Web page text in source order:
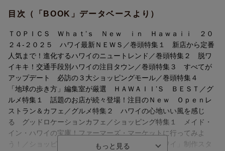
ワード＆カカアコ ／ サウスキング ／ ハレイワ ／ カイルア
■地球の歩き方的“HAWAII’S BEST”
編集部が自信をもって推薦する、ローカルグルメやおみやげ、ビ
ーチを紹介します。
ボウル ／ パンケーキ ／ クッキー ／ ビーチ など
■エリアガイド&見どころ、オアフ島各地域の詳細
■ オプショナルツアー & アクティビティ
■ グルメ
■ ショッピング
■ ホテル
目次（「BOOK」データベースより）
ＴＯＰＩＣＳ Ｗｈａｔ’ｓ Ｎｅｗ ｉｎ Ｈａｗａｉｉ ２０
２４-２０２５ ハワイ最新ＮＥＷＳ／巻頭特集１ 新店から定番
人気まで！進化するハワイのニュートレンド／巻頭特集２ 脱ワ
イキキ！交通手段別ハワイの注目タウン／巻頭特集３ すべてが
アップデート 必訪の３大ショッピングモール／巻頭特集４
「地球の歩き方」編集室が厳選 ＨＡＷＡＩＩ’Ｓ ＢＥＳＴ／グ
ルメ特集１ 話題のお店が続々登場！注目のＮｅｗ Ｏｐｅｎレ
ストラン＆カフェ／グルメ特集２ ハワイの心地いい風を感じ
る グッドロケーションカフェ／ショッピング特集１ メイド・
イン・ハワイの宝庫！ファーマーズ・マーケットに行ってみよ
う！／ショッピング特集２ 「地球の歩き方 ハワイ」制作スタ